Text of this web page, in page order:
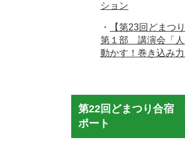
ション
・
【第23回どまつ
第１部 講演会「人
動かす！巻き込み力
第22回どまつり合宿
ポート